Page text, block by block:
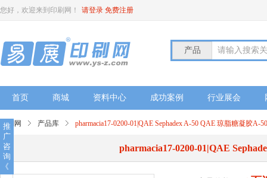
您好，欢迎来到印刷网！ 请登录 免费注册
产品 请输入搜索
首页 商城 资料中心 成功案例 行业展会
印刷网 产品库 pharmacia17-0200-01|QAE Sephadex A-50 QAE 琼脂糖凝胶A-50
pharmacia17-0200-01|QAE
推
广
咨
询
《